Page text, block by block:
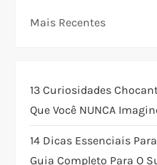
ç
ã
Mais Recentes
13 Curiosidades
Que Você NUNCA
14 Dicas Essenciais
Guia Completo Para O